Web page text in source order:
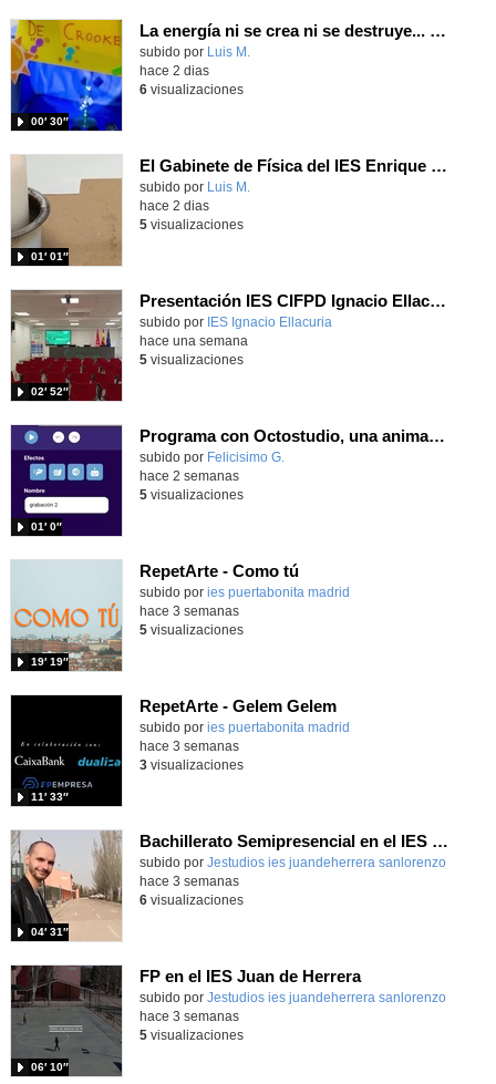
La energía ni se crea ni se destruye... ¡se experimenta! El Tierno en la Feria Madrid es Ciencia 2026
Contenido educativo.
subido por Luis M.
00′ 30″
hace 2 dias
6visualizaciones
El Gabinete de Física del IES Enrique Tierno Galván de Parla (Curso 25-26)
Contenido educativo.
subido por Luis M.
01′ 01″
hace 2 dias
5visualizaciones
Presentación IES CIFPD Ignacio Ellacuría
Contenido educativo.
subido por IES Ignacio Ellacuria
02′ 52″
hace una semana
5visualizaciones
Programa con Octostudio, una animación utilizando la cámara para una foto y audio y texto para comunicar.
Contenido educativo.
subido por Felicisimo G.
01′ 0″
hace 2 semanas
5visualizaciones
RepetArte - Como tú
subido por ies puertabonita madrid
19′ 19″
hace 3 semanas
5visualizaciones
RepetArte - Gelem Gelem
subido por ies puertabonita madrid
11′ 33″
hace 3 semanas
3visualizaciones
Bachillerato Semipresencial en el IES Juan de Herrera
subido por Jestudios ies juandeherrera sanlorenzo
04′ 31″
-
hace 3 semanas
6visualizaciones
FP en el IES Juan de Herrera
Contenido educativo.
subido por Jestudios ies juandeherrera sanlorenzo
06′ 10″
-
hace 3 semanas
5visualizaciones